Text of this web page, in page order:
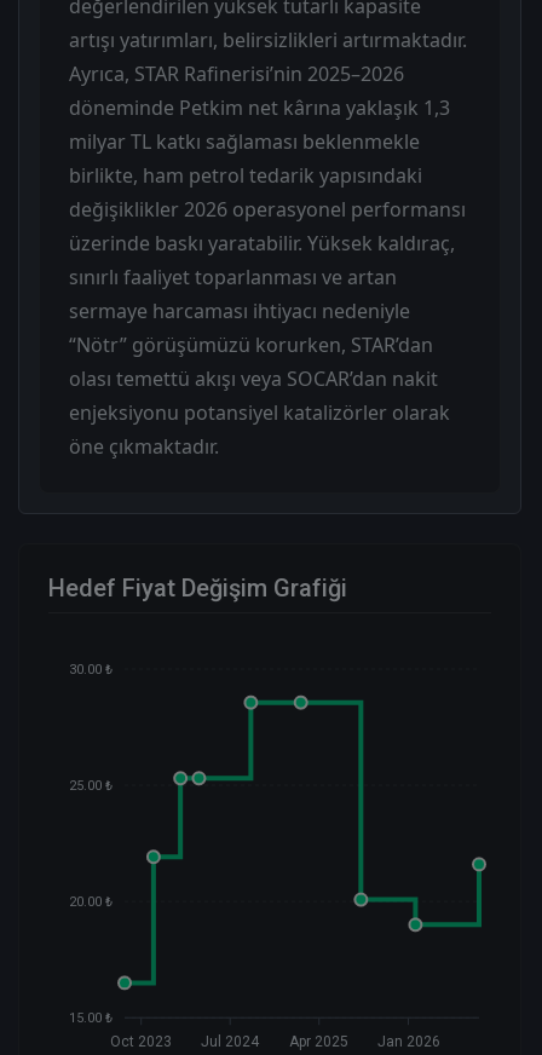
değerlendirilen yüksek tutarlı kapasite
artışı yatırımları, belirsizlikleri artırmaktadır.
Ayrıca, STAR Rafinerisi’nin 2025–2026
döneminde Petkim net kârına yaklaşık 1,3
milyar TL katkı sağlaması beklenmekle
birlikte, ham petrol tedarik yapısındaki
değişiklikler 2026 operasyonel performansı
üzerinde baskı yaratabilir. Yüksek kaldıraç,
sınırlı faaliyet toparlanması ve artan
sermaye harcaması ihtiyacı nedeniyle
“Nötr” görüşümüzü korurken, STAR’dan
olası temettü akışı veya SOCAR’dan nakit
enjeksiyonu potansiyel katalizörler olarak
öne çıkmaktadır.
Hedef Fiyat Değişim Grafiği
30.00 ₺
25.00 ₺
20.00 ₺
15.00 ₺
Oct 2023 Jul 2024 Apr 2025 Jan 2026